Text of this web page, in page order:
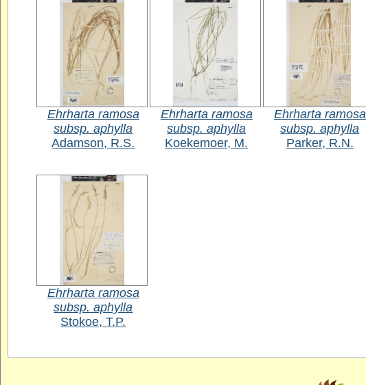
Ehrharta ramosa
subsp. aphylla
Adamson, R.S.
Ehrharta ramosa
subsp. aphylla
Koekemoer, M.
Ehrharta ramosa
subsp. aphylla
Parker, R.N.
Ehrharta ramosa
subsp. aphylla
Stokoe, T.P.